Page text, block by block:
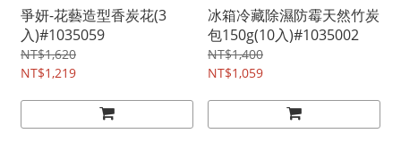
爭妍-花藝造型香炭花(3
入)#1035059
NT$1,620
NT$1,219
冰箱冷藏除濕防霉天然竹炭
包150g(10入)#1035002
NT$1,400
NT$1,059